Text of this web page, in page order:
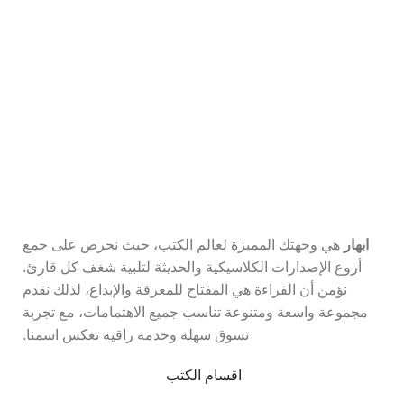
ابهار هي وجهتك المميزة لعالم الكتب، حيث نحرص على جمع
أروع الإصدارات الكلاسيكية والحديثة لتلبية شغف كل قارئ.
نؤمن أن القراءة هي المفتاح للمعرفة والإبداع، لذلك نقدم
مجموعة واسعة ومتنوعة تناسب جميع الاهتمامات، مع تجربة
تسوق سهلة وخدمة راقية تعكس اسمنا.
اقسام الكتب